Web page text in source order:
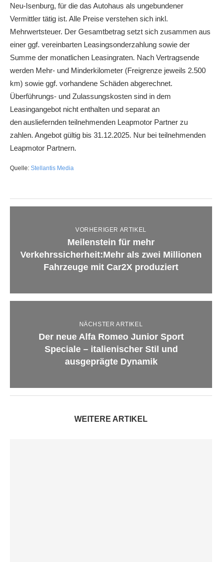
Neu-Isenburg, für die das Autohaus als ungebundener
Vermittler tätig ist. Alle Preise verstehen sich inkl.
Mehrwertsteuer. Der Gesamtbetrag setzt sich zusammen aus
einer ggf. vereinbarten Leasingsonderzahlung sowie der
Summe der monatlichen Leasingraten. Nach Vertragsende
werden Mehr- und Minderkilometer (Freigrenze jeweils 2.500
km) sowie ggf. vorhandene Schäden abgerechnet.
Überführungs- und Zulassungskosten sind in dem
Leasingangebot nicht enthalten und separat an
den ausliefernden teilnehmenden Leapmotor Partner zu
zahlen. Angebot gültig bis 31.12.2025. Nur bei teilnehmenden
Leapmotor Partnern.
Quelle: Stellantis Media
VORHERIGER ARTIKEL
Meilenstein für mehr
Verkehrssicherheit:Mehr als zwei Millionen
Fahrzeuge mit Car2X produziert
NÄCHSTER ARTIKEL
Der neue Alfa Romeo Junior Sport
Speciale – italienischer Stil und
ausgeprägte Dynamik
WEITERE ARTIKEL